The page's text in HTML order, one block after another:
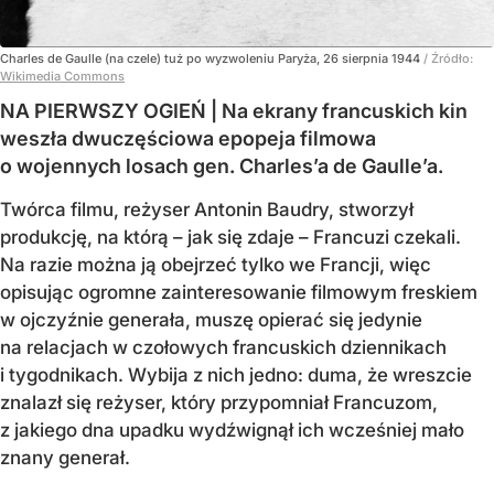
Charles de Gaulle (na czele) tuż po wyzwoleniu Paryża, 26 sierpnia 1944 / Źródło:
Wikimedia Commons
NA PIERWSZY OGIEŃ | Na ekrany francuskich kin
weszła dwuczęściowa epopeja filmowa
o wojennych losach gen. Charles’a de Gaulle’a.
Twórca filmu, reżyser Antonin Baudry, stworzył
produkcję, na którą – jak się zdaje – Francuzi czekali.
Na razie można ją obejrzeć tylko we Francji, więc
opisując ogromne zainteresowanie filmowym freskiem
w ojczyźnie generała, muszę opierać się jedynie
na relacjach w czołowych francuskich dziennikach
i tygodnikach. Wybija z nich jedno: duma, że wreszcie
znalazł się reżyser, który przypomniał Francuzom,
z jakiego dna upadku wydźwignął ich wcześniej mało
znany generał.